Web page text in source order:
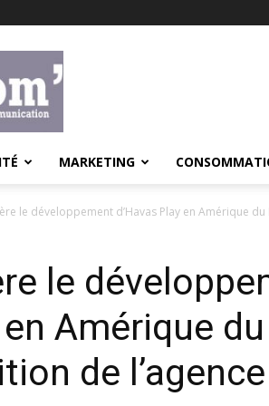
MARKETING
le développement d’Havas Play en Amérique du
le
en Amérique
de l’agence